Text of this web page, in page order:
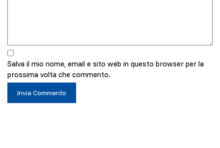
Salva il mio nome, email e sito web in questo browser per la
prossima volta che commento.